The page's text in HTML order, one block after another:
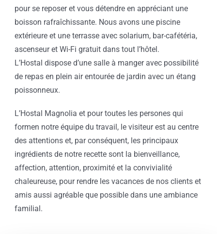
pour se reposer et vous détendre en appréciant une
boisson rafraîchissante. Nous avons une piscine
extérieure et une terrasse avec solarium, bar-cafétéria,
ascenseur et Wi-Fi gratuit dans tout l’hôtel.
L’Hostal dispose d’une salle à manger avec possibilité
de repas en plein air entourée de jardin avec un étang
poissonneux.
L’Hostal Magnolia et pour toutes les persones qui
formen notre équipe du travail, le visiteur est au centre
des attentions et, par conséquent, les principaux
ingrédients de notre recette sont la bienveillance,
affection, attention, proximité et la convivialité
chaleureuse, pour rendre les vacances de nos clients et
amis aussi agréable que possible dans une ambiance
familial.